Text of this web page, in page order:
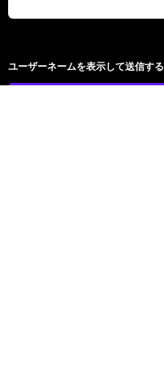
​ユーザーネームを表示して送信する